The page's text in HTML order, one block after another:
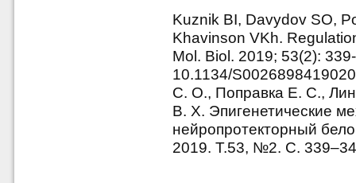
Kuznik BI, Davydov SO,
Khavinson VKh.
Mol. Biol. 2019; 53(2):
10.1134/
С. О., Поправка Е. С.,
В. Х. Эпигенетические
нейропротекторный
2019. Т.53, №2. С.